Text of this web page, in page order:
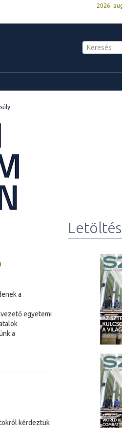
2026.
a
egyetemi
a
kérdeztük
Letöltés